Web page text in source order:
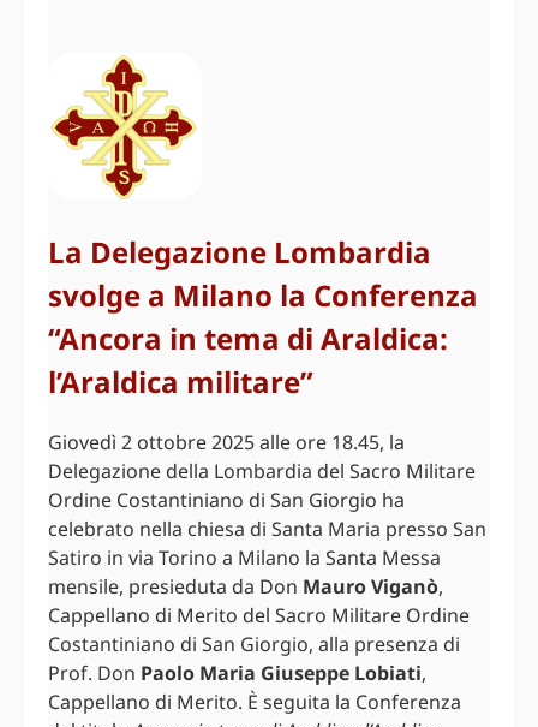
La Delegazione Lombardia
svolge a Milano la Conferenza
“Ancora in tema di Araldica:
l’Araldica militare”
Giovedì 2 ottobre 2025 alle ore 18.45, la
Delegazione della Lombardia del Sacro Militare
Ordine Costantiniano di San Giorgio ha
celebrato nella chiesa di Santa Maria presso San
Satiro in via Torino a Milano la Santa Messa
mensile, presieduta da Don Mauro Viganò,
Cappellano di Merito del Sacro Militare Ordine
Costantiniano di San Giorgio, alla presenza di
Prof. Don Paolo Maria Giuseppe Lobiati,
Cappellano di Merito. È seguita la Conferenza